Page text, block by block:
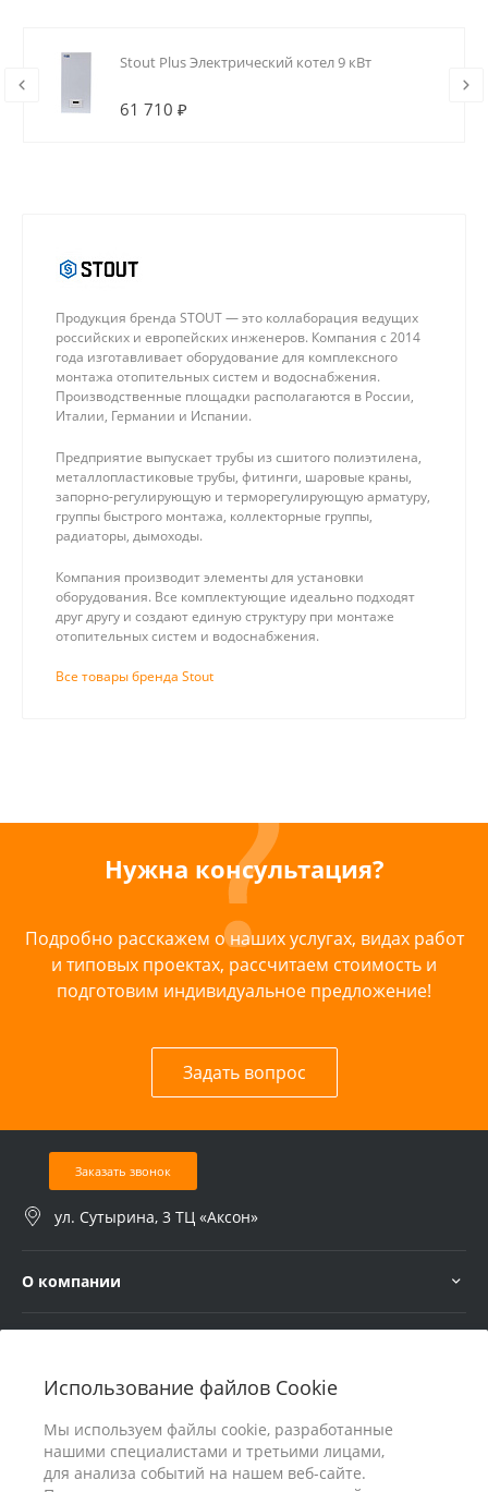
Использование файлов Cookie
Мы используем файлы cookie, разработанные
нашими специалистами и третьими лицами,
для анализа событий на нашем веб-сайте.
Stout Plus Электрический котел 9 кВт
61 710 ₽
Продукция бренда STOUT — это коллаборация ведущих
российских и европейских инженеров. Компания с 2014
года изготавливает оборудование для комплексного
монтажа отопительных систем и водоснабжения.
Производственные площадки располагаются в России,
Италии, Германии и Испании.
Предприятие выпускает трубы из сшитого полиэтилена,
металлопластиковые трубы, фитинги, шаровые краны,
запорно-регулирующую и терморегулирующую арматуру,
группы быстрого монтажа, коллекторные группы,
радиаторы, дымоходы.
Компания производит элементы для установки
оборудования. Все комплектующие идеально подходят
друг другу и создают единую структуру при монтаже
отопительных систем и водоснабжения.
Все товары бренда Stout
Нужна консультация?
Подробно расскажем о наших услугах, видах работ
и типовых проектах, рассчитаем стоимость и
подготовим индивидуальное предложение!
Задать вопрос
Заказать звонок
ул. Сутырина, 3 ТЦ «Аксон»
О компании